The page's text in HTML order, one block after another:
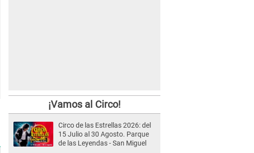
¡Vamos al Circo!
Circo de las Estrellas 2026: del
15 Julio al 30 Agosto. Parque
de las Leyendas - San Miguel